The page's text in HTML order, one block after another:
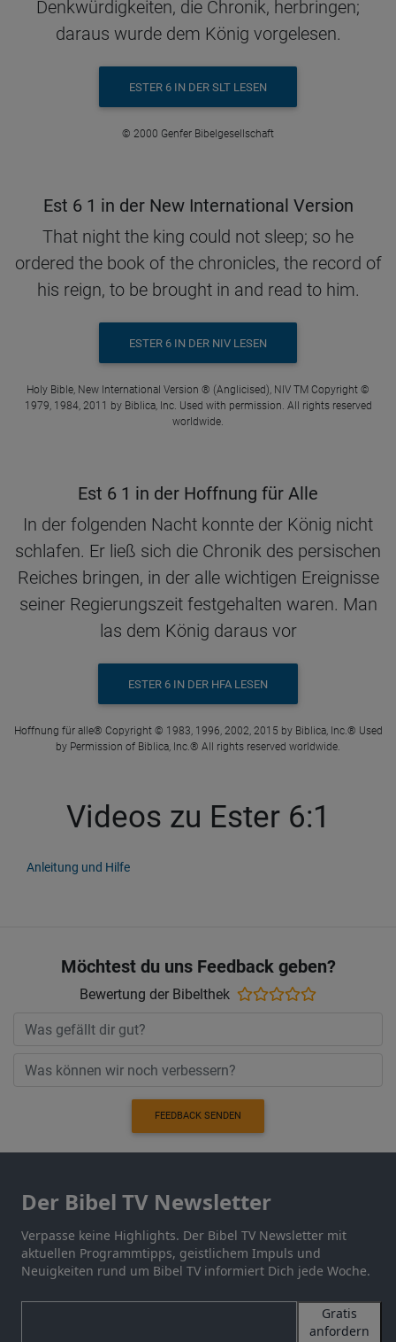
Denkwürdigkeiten, die Chronik, herbringen;
daraus wurde dem König vorgelesen.
ESTER 6 IN DER SLT LESEN
© 2000 Genfer Bibelgesellschaft
Est 6 1 in der New International Version
That night the king could not sleep; so he
ordered the book of the chronicles, the record of
his reign, to be brought in and read to him.
ESTER 6 IN DER NIV LESEN
Holy Bible, New International Version ® (Anglicised), NIV TM Copyright ©
1979, 1984, 2011 by Biblica, Inc. Used with permission. All rights reserved
worldwide.
Est 6 1 in der Hoffnung für Alle
In der folgenden Nacht konnte der König nicht
schlafen. Er ließ sich die Chronik des persischen
Reiches bringen, in der alle wichtigen Ereignisse
seiner Regierungszeit festgehalten waren. Man
las dem König daraus vor
ESTER 6 IN DER HFA LESEN
Hoffnung für alle® Copyright © 1983, 1996, 2002, 2015 by Biblica, Inc.® Used
by Permission of Biblica, Inc.® All rights reserved worldwide.
Videos zu Ester 6:1
Anleitung und Hilfe
Möchtest du uns Feedback geben?
Bewertung der Bibelthek
FEEDBACK SENDEN
Der Bibel TV Newsletter
Verpasse keine Highlights. Der Bibel TV Newsletter mit
aktuellen Programmtipps, geistlichem Impuls und
Neuigkeiten rund um Bibel TV informiert Dich jede Woche.
Gratis
anfordern